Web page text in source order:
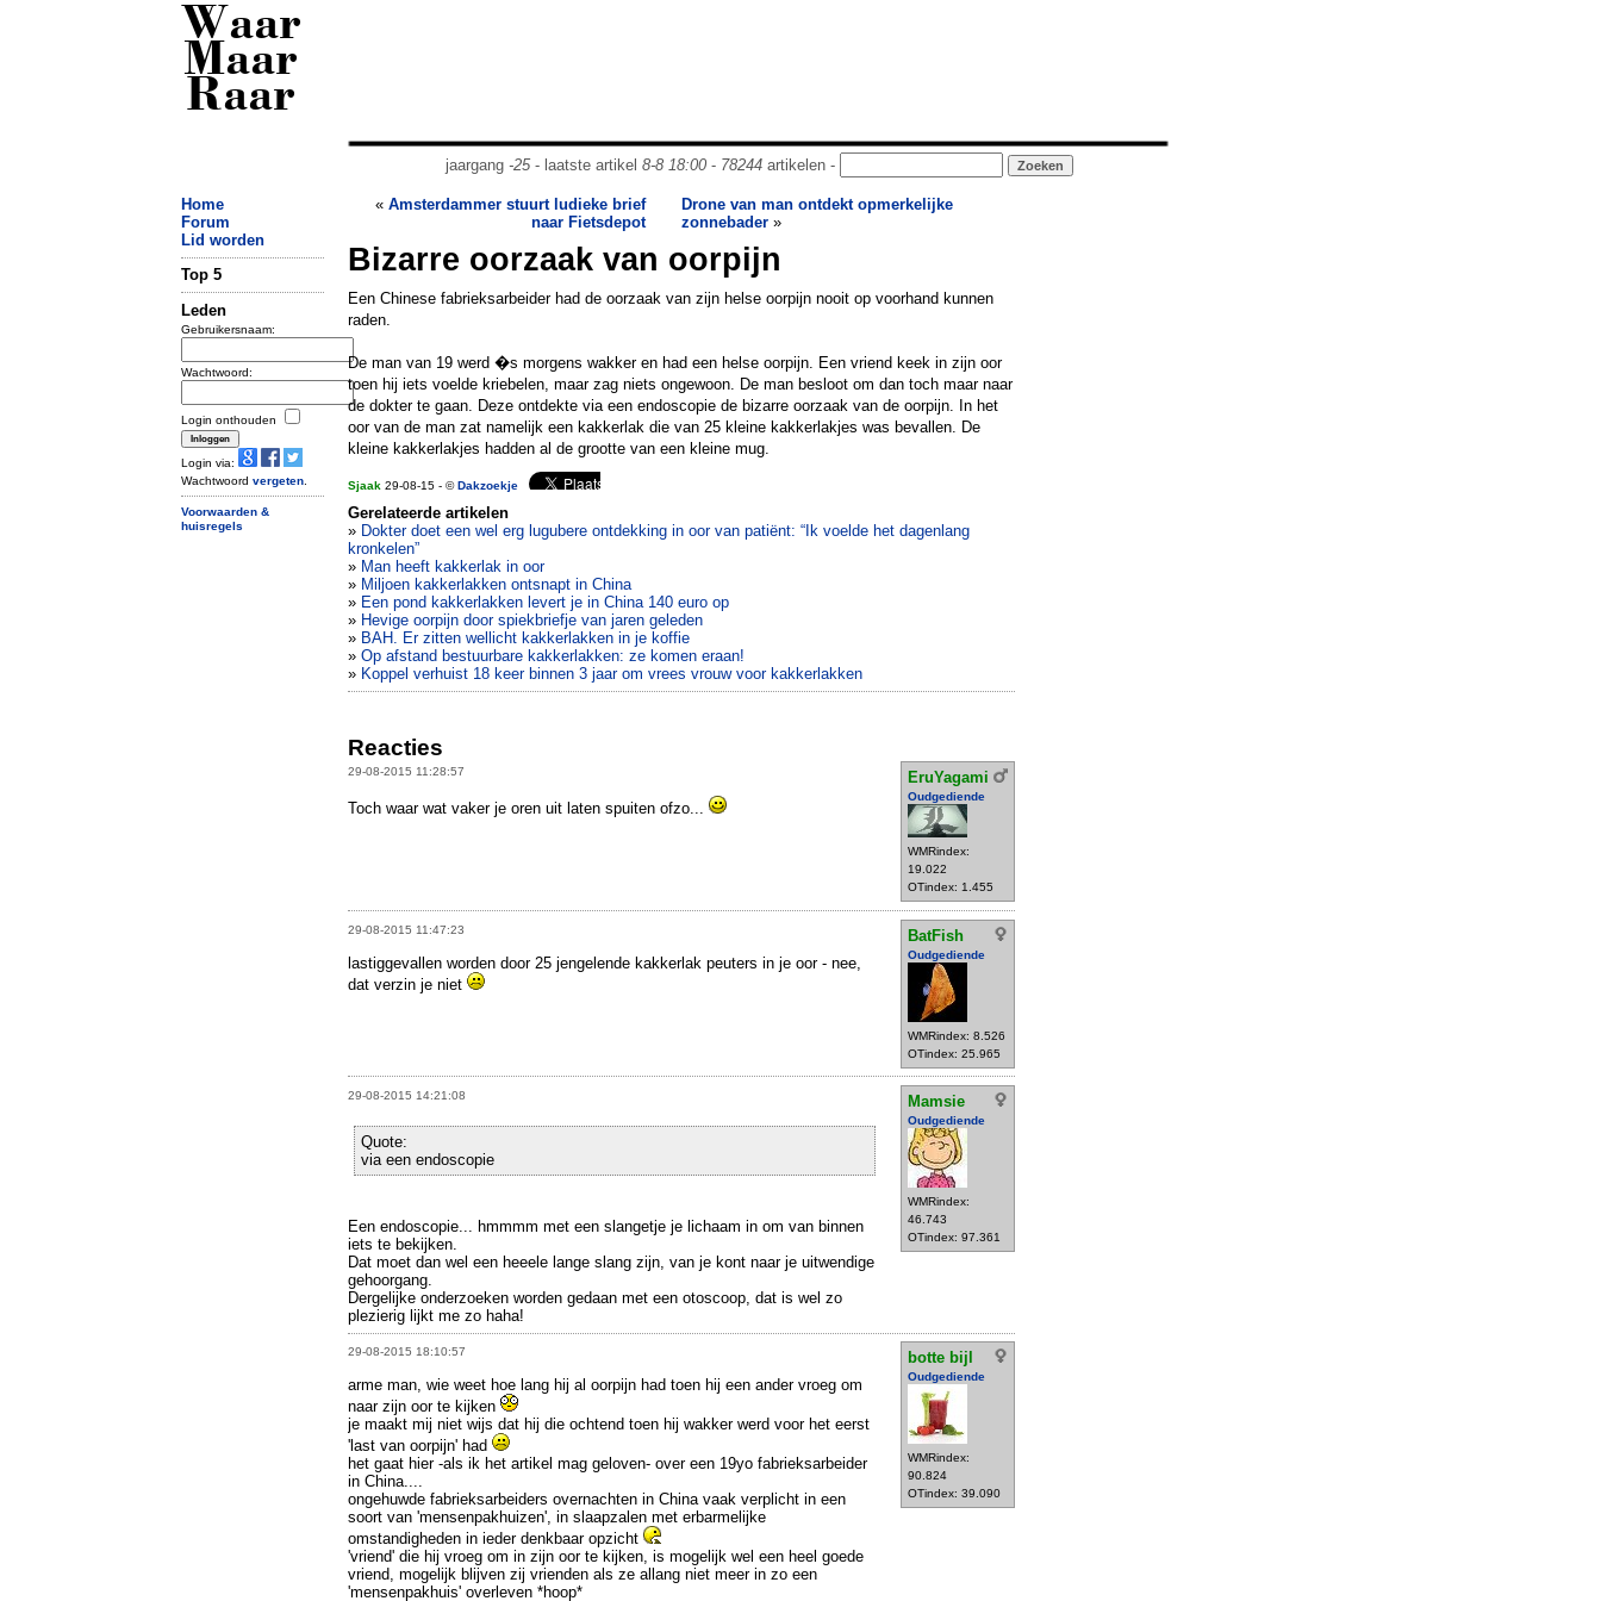
Waar
Maar
Raar
jaargang -25- laatste artikel 8-8 18:00- 78244artikelen -
Home
Forum
Lid worden
Top 5
Leden
Gebruikersnaam:
Wachtwoord:
Login onthouden
Login via:
Wachtwoord vergeten
Voorwaarden &
huisregels
« Amsterdammer stuurt ludieke brief
naar Fietsdepot
Drone van man ontdekt opmerkelijke
zonnebader »
Bizarre oorzaak van oorpijn
Een Chinese fabrieksarbeider had de oorzaak van zijn helse oorpijn nooit op voorhand kunnen
raden.
De man van 19 werd �s morgens wakker en had een helse oorpijn. Een vriend keek in zijn oor
toen hij iets voelde kriebelen, maar zag niets ongewoon. De man besloot om dan toch maar naar
de dokter te gaan. Deze ontdekte via een endoscopie de bizarre oorzaak van de oorpijn. In het
oor van de man zat namelijk een kakkerlak die van 25 kleine kakkerlakjes was bevallen. De
kleine kakkerlakjes hadden al de grootte van een kleine mug.
Sjaak 29-08-15 - ©Dakzoekje
Gerelateerde artikelen
» Dokter doet een wel erg lugubere ontdekking in oor van patiënt: “Ik voelde het dagenlang
kronkelen”
» Man heeft kakkerlak in oor
» Miljoen kakkerlakken ontsnapt in China
» Een pond kakkerlakken levert je in China 140 euro op
» Hevige oorpijn door spiekbriefje van jaren geleden
» BAH. Er zitten wellicht kakkerlakken in je koffie
» Op afstand bestuurbare kakkerlakken: ze komen eraan!
» Koppel verhuist 18 keer binnen 3 jaar om vrees vrouw voor kakkerlakken
Reacties
29-08-2015 11:28:57 EruYagami
Oudgediende
WMRindex:
19.022
OTindex: 1.455
Toch waar wat vaker je oren uit laten spuiten ofzo...
29-08-2015 11:47:23 BatFish
Oudgediende
WMRindex: 8.526
OTindex: 25.965
lastiggevallen worden door 25 jengelende kakkerlak peuters in je oor - nee,
dat verzin je niet
29-08-2015 14:21:08 Mamsie
Oudgediende
WMRindex:
46.743
OTindex: 97.361
Quote:
via een endoscopie
Een endoscopie... hmmmm met een slangetje je lichaam in om van binnen
iets te bekijken.
Dat moet dan wel een heeele lange slang zijn, van je kont naar je uitwendige
gehoorgang.
Dergelijke onderzoeken worden gedaan met een otoscoop, dat is wel zo
plezierig lijkt me zo haha!
29-08-2015 18:10:57 botte bijl
Oudgediende
WMRindex:
90.824
OTindex: 39.090
arme man, wie weet hoe lang hij al oorpijn had toen hij een ander vroeg om
naar zijn oor te kijken
je maakt mij niet wijs dat hij die ochtend toen hij wakker werd voor het eerst
'last van oorpijn' had
het gaat hier -als ik het artikel mag geloven- over een 19yo fabrieksarbeider
in China....
ongehuwde fabrieksarbeiders overnachten in China vaak verplicht in een
soort van 'mensenpakhuizen', in slaapzalen met erbarmelijke
omstandigheden in ieder denkbaar opzicht
'vriend' die hij vroeg om in zijn oor te kijken, is mogelijk wel een heel goede
vriend, mogelijk blijven zij vrienden als ze allang niet meer in zo een
'mensenpakhuis' overleven *hoop*